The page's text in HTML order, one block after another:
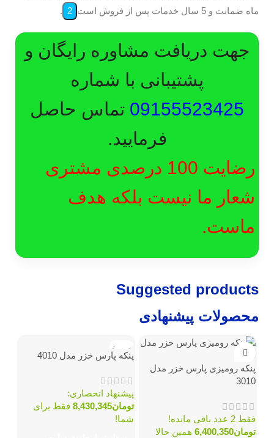
ماه ضمانت و 5 سال خدمات پس از فروش است
2
.
جهت دریافت مشاوره رایگان و
پشتیبانی با شماره
09155523425 تماس حاصل
فرمایید.
رضایت 100 درصدی مشتری
شعار ما نیست بلکه هدف
ماست.
Suggested products
محصولات پیشنهادی
پنكه رومیزی پارس خزر مدل
3010
فقط 2 عدد باقی مانده!
تومان6,400,350 همین حالا
ناموجود
پنكه پارس خزر مدل 4010
پیشنهاد انحصاری:
تومان8,430,345 فقط برای
شما!